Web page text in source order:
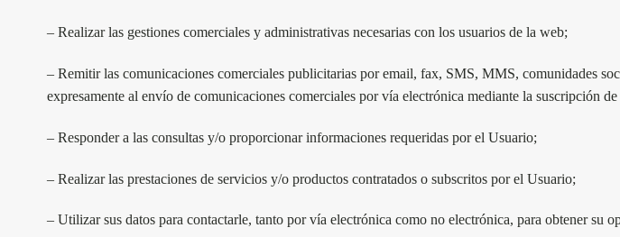
– Realizar las gestiones comerciales y administrativas necesarias con los usuarios de la web;
– Remitir las comunicaciones comerciales publicitarias por email, fax, SMS, MMS, comunidades
expresamente al envío de comunicaciones comerciales por vía electrónica mediante la suscripción
– Responder a las consultas y/o proporcionar informaciones requeridas por el Usuario;
– Realizar las prestaciones de servicios y/o productos contratados o subscritos por el Usuario;
– Utilizar sus datos para contactarle, tanto por vía electrónica como no electrónica, para obtener su